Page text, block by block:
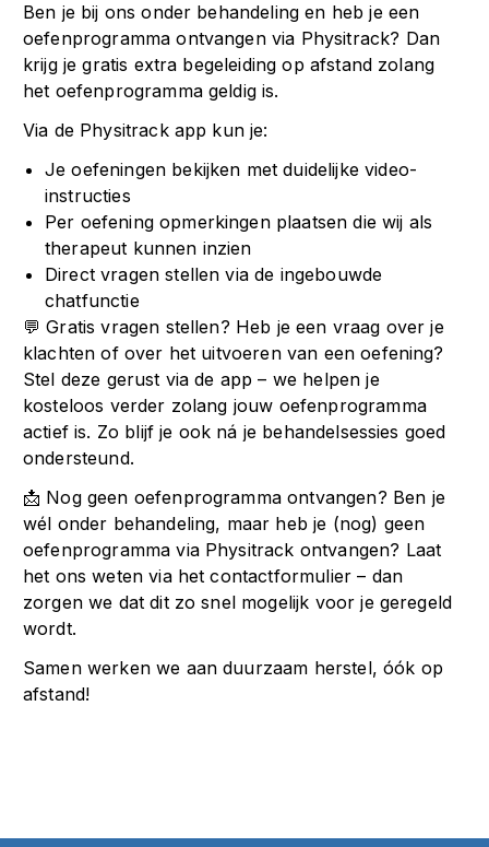
Ben je bij ons onder behandeling en heb je een
oefenprogramma ontvangen via Physitrack? Dan
krijg je gratis extra begeleiding op afstand zolang
het oefenprogramma geldig is.
Via de Physitrack app kun je:
Je oefeningen bekijken met duidelijke video-
instructies
Per oefening opmerkingen plaatsen die wij als
therapeut kunnen inzien
Direct vragen stellen via de ingebouwde
chatfunctie
💬 Gratis vragen stellen? Heb je een vraag over je
klachten of over het uitvoeren van een oefening?
Stel deze gerust via de app – we helpen je
kosteloos verder zolang jouw oefenprogramma
actief is. Zo blijf je ook ná je behandelsessies goed
ondersteund.
📩 Nog geen oefenprogramma ontvangen? Ben je
wél onder behandeling, maar heb je (nog) geen
oefenprogramma via Physitrack ontvangen? Laat
het ons weten via hetcontactformulier – dan
zorgen we dat dit zo snel mogelijk voor je geregeld
wordt.
Samen werken we aan duurzaam herstel, óók op
afstand!